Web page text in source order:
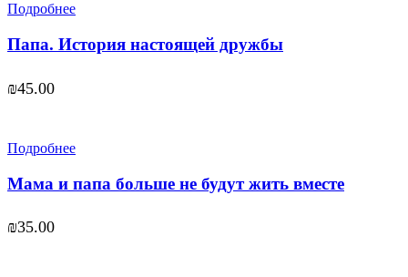
Подробнее
Папа. История настоящей дружбы
₪45.00
Подробнее
Мама и папа больше не будут жить вместе
₪35.00